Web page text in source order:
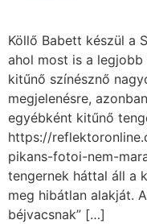
Köllő Babett készül a
ahol most is a
kitűnő színésznő
megjelenésre,
egyébként kitűnő
https://
pikans-fotoi-nem-
tengernek háttal áll a
meg hibátlan alakját.
béjvacsnak” […]